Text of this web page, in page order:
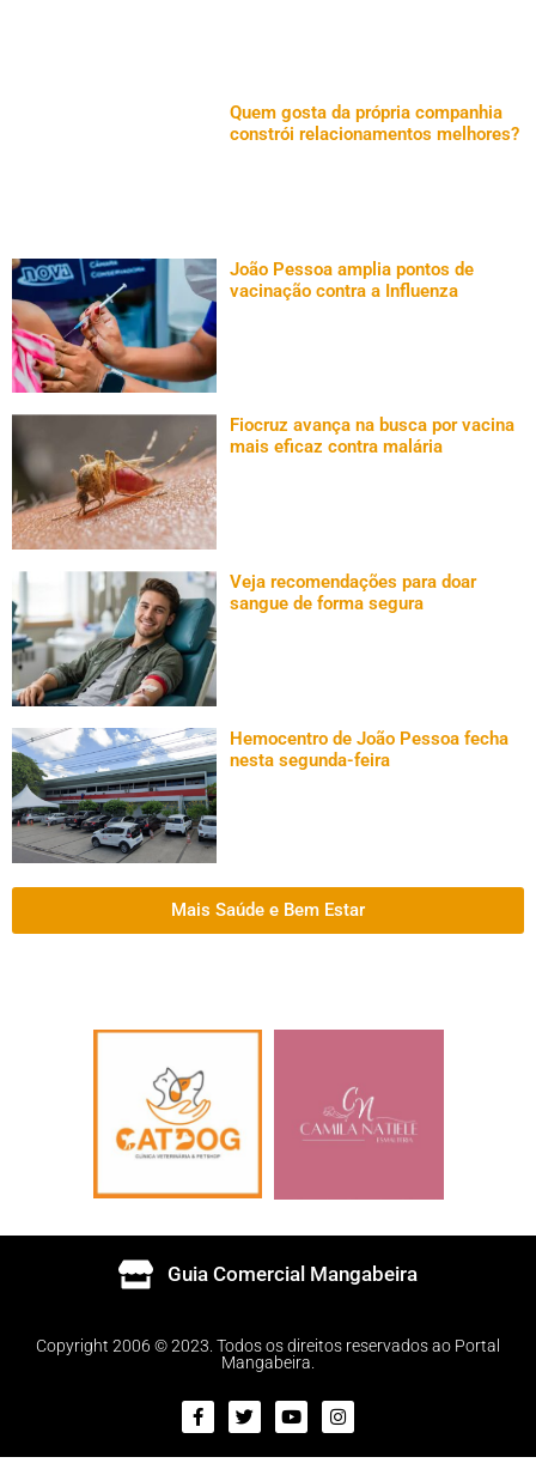
Quem gosta da própria companhia
constrói relacionamentos melhores?
João Pessoa amplia pontos de
vacinação contra a Influenza
Fiocruz avança na busca por vacina
mais eficaz contra malária
Veja recomendações para doar
sangue de forma segura
Hemocentro de João Pessoa fecha
nesta segunda-feira
Mais Saúde e Bem Estar
Guia Comercial Mangabeira
Copyright 2006 © 2023. Todos os direitos reservados ao Portal
Mangabeira.